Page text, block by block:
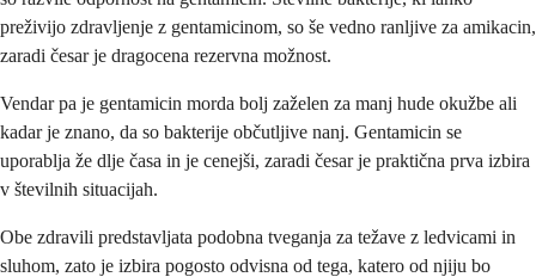
preživijo zdravljenje z gentamicinom, so še vedno ranljive za amikacin,
zaradi česar je dragocena rezervna možnost.
Vendar pa je gentamicin morda bolj zaželen za manj hude okužbe ali
kadar je znano, da so bakterije občutljive nanj. Gentamicin se
uporablja že dlje časa in je cenejši, zaradi česar je praktična prva izbira
v številnih situacijah.
Obe zdravili predstavljata podobna tveganja za težave z ledvicami in
sluhom, zato je izbira pogosto odvisna od tega, katero od njiju bo